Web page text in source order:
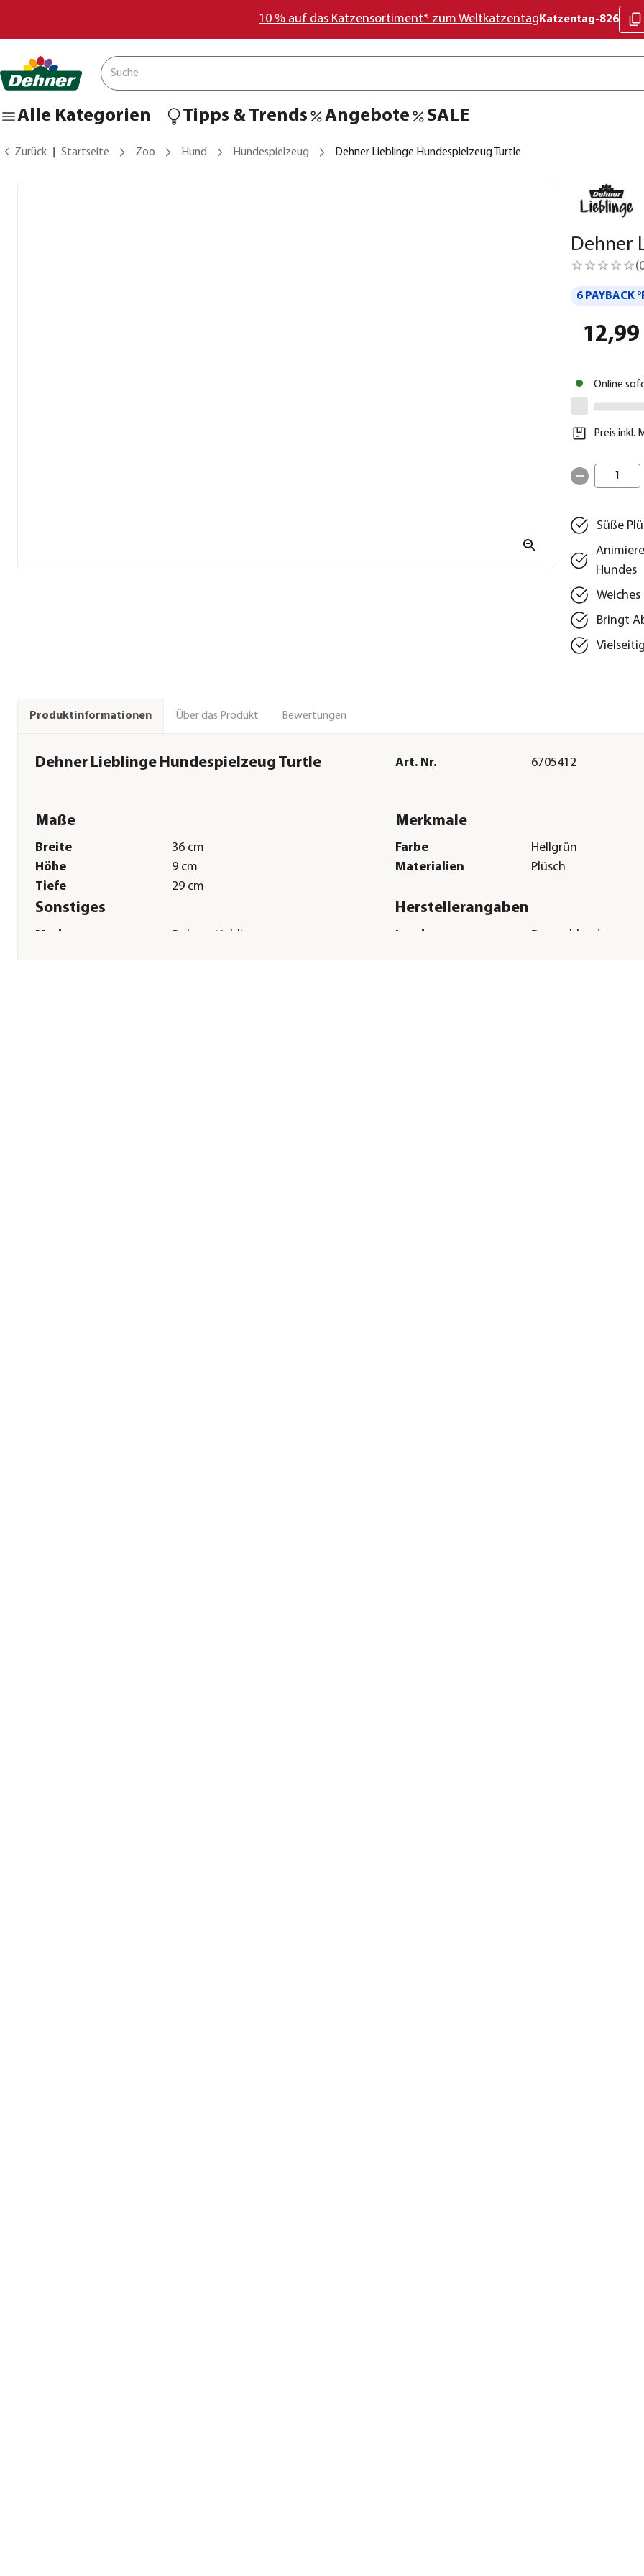
10 % auf das Katzensortiment* zum Weltkatzentag Katzentag-826
Alle Kategorien Tipps & Trends Angebote SALE
Zurück Startseite Zoo Hund Hundespielzeug Dehner Lieblinge Hundespielzeug Turtle
Dehner
(
6 PAYBACK
12,99
Online
Preis inkl.
1
Süße
Hundes
Bringt
Produktinformationen Über das Produkt Bewertungen
Dehner Lieblinge Hundespielzeug Turtle Art. Nr. 6705412
Maße
Breite
36 cm
Höhe
9 cm
Tiefe
29 cm
Merkmale
Farbe
Hellgrün
Materialien
Plüsch
Sonstiges
Marke
Dehner Lieblinge
Herstellerangaben
Land
Deutschland